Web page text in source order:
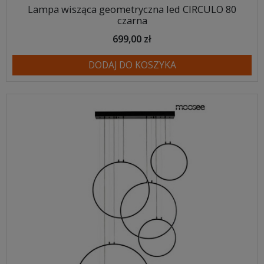
Lampa wisząca geometryczna led CIRCULO 80
czarna
699,00 zł
DODAJ DO KOSZYKA